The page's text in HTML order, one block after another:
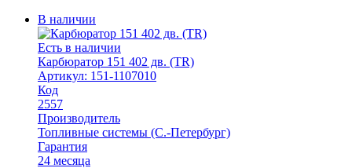
В наличии
Есть в наличии
Карбюратор 151 402 дв. (TR)
Артикул: 151-1107010
Код
2557
Производитель
Топливные системы (С.-Петербург)
Гарантия
24 месяца